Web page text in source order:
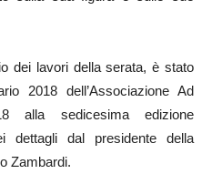
dei lavori della serata, è stato
2018 dell’Associazione Ad
alla sedicesima edizione
dettagli dal presidente della
Zambardi.